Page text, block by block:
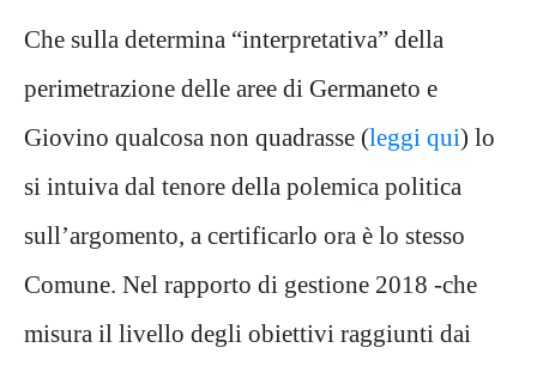
Che sulla determina “interpretativa” della
perimetrazione delle aree di Germaneto e
Giovino qualcosa non quadrasse (leggi qui) lo
si intuiva dal tenore della polemica politica
sull’argomento, a certificarlo ora è lo stesso
Comune. Nel rapporto di gestione 2018 -che
misura il livello degli obiettivi raggiunti dai